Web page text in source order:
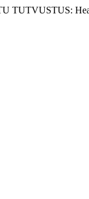
TUTVUSTUS: